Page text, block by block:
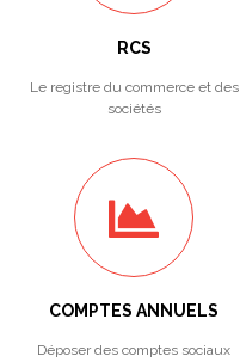
RCS
Le registre du commerce et des
sociétés
COMPTES ANNUELS
Déposer des comptes sociaux